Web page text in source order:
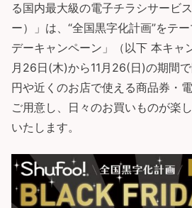
る国内最大級の電子チラシサービ
ー）」は、“全国黒字化計画”をテ
デーキャンペーン」（以下 本キャ
月26日(木)から11月26(日)の期間
円や近くのお店で使える商品券・
ご用意し、日々のお買いものが楽
いたします。